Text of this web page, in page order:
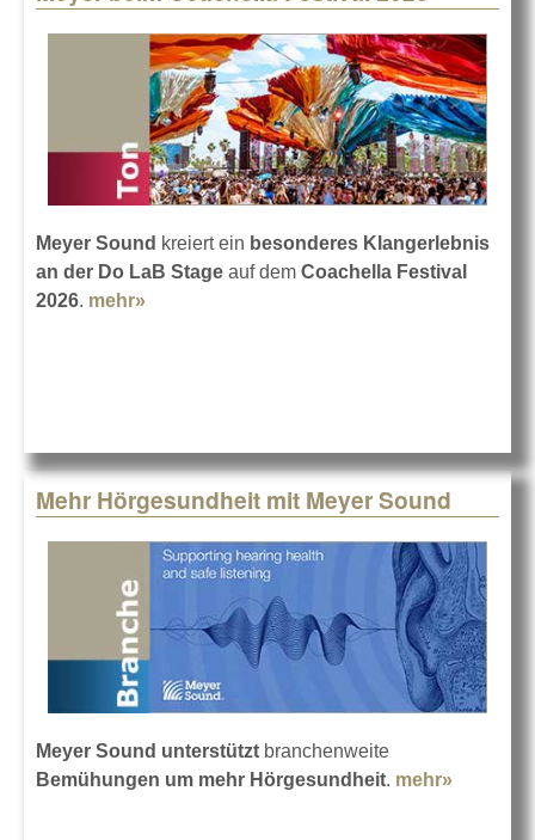
Meyer Sound kreiert ein besonderes Klangerlebnis
an der Do LaB Stage auf dem Coachella Festival
2026. mehr»
Mehr Hörgesundheit mit Meyer Sound
Meyer Sound unterstützt branchenweite
Bemühungen um mehr Hörgesundheit. mehr»